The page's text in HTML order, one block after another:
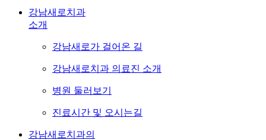
강남새로치과
소개
강남새로가 걸어온 길
강남새로치과 의료진 소개
병원 둘러보기
진료시간 및 오시는길
강남새로치과의